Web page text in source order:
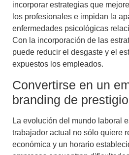
incorporar estrategias que
los profesionales e impidan la
enfermedades psicológicas
Con la incorporación de las
puede reducir el desgaste y el
expuestos los empleados.
Convertirse en un
branding de prestigio
La evolución del mundo laboral
trabajador actual no sólo quiere
económica y un horario